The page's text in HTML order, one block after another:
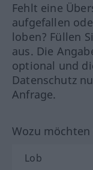
Fehlt eine
aufgefallen
loben? Füllen
aus. Die
optional und
Datenschutz
Anfrage.
Wozu möchten